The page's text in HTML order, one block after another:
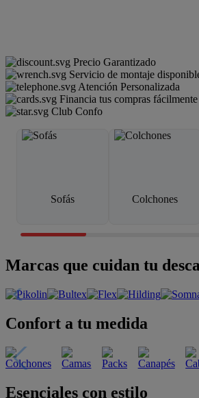
Precio Garantizado
Servicio de montaje
Atención Personalizada
Financia tus compras fácilmente
Club Confo
Sofás Colchones
Marcas que cuidan tu
Confort a tu medida
Esenciales con estilo